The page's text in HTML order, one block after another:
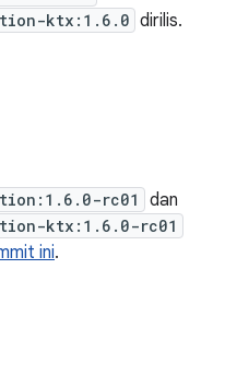
ktx:1.6.0 dirilis.
rc01 dan
ktx:1.6.0-rc01
ini.